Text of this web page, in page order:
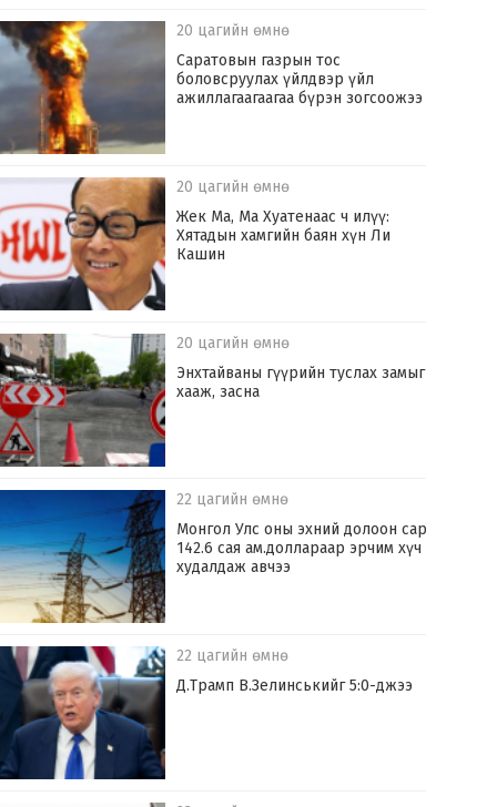
20 цагийн өмнө
Саратовын газрын тос
боловсруулах үйлдвэр үйл
ажиллагаагаагаа бүрэн зогсоожээ
20 цагийн өмнө
Жек Ма, Ма Хуатенаас ч илүү:
Хятадын хамгийн баян хүн Ли
Кашин
20 цагийн өмнө
Энхтайваны гүүрийн туслах замыг
хааж, засна
22 цагийн өмнө
Монгол Улс оны эхний долоон сард
142.6 сая ам.доллараар эрчим хүч
худалдаж авчээ
22 цагийн өмнө
Д.Трамп В.Зелинськийг 5:0-джээ